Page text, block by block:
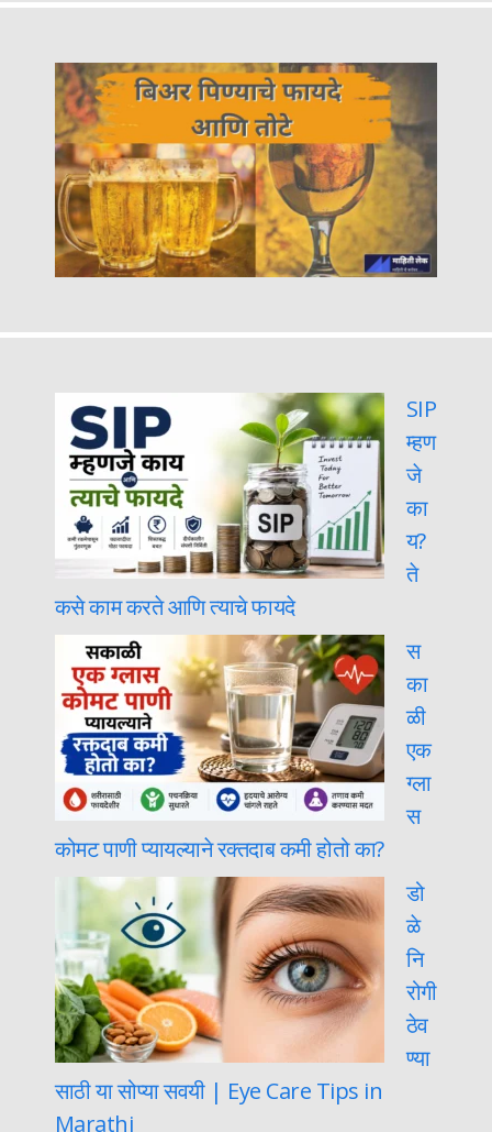
SIP
म्हण
जे
का
य?
ते
कसे काम करते आणि त्याचे फायदे
स
का
ळी
एक
ग्ला
स
कोमट पाणी प्यायल्याने रक्तदाब कमी होतो का?
डो
ळे
नि
रोगी
ठेव
ण्या
साठी या सोप्या सवयी | Eye Care Tips in
Marathi